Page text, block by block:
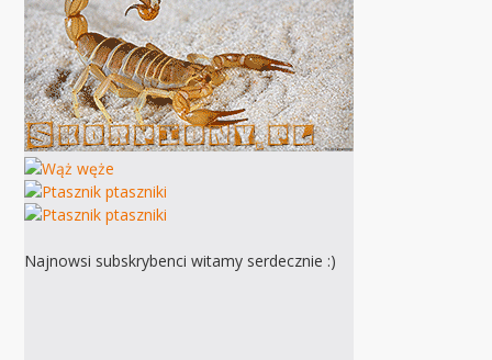
Najnowsi subskrybenci witamy serdecznie :)